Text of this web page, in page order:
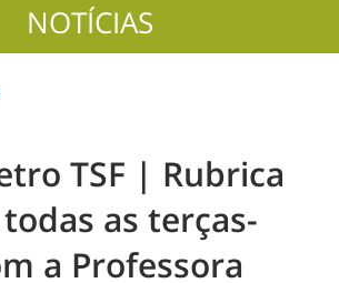
NOTÍCIAS
TSF | Rubrica
as terças-
a Professora